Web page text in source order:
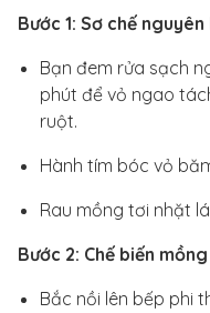
Bước 1: Sơ chế nguyên
Bạn đem rửa sạch
phút để vỏ ngao
ruột.
Hành tím bóc vỏ
Rau mồng tơi nhặt
Bước 2: Chế biến
Bắc nồi lên bếp phi